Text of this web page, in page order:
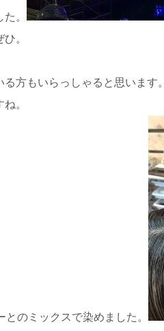
。
。
方もいらっしゃると思います。
。
のミックスで染めました。